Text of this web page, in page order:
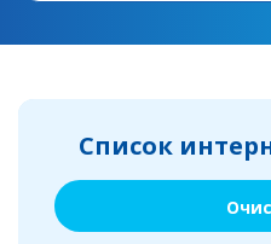
Список